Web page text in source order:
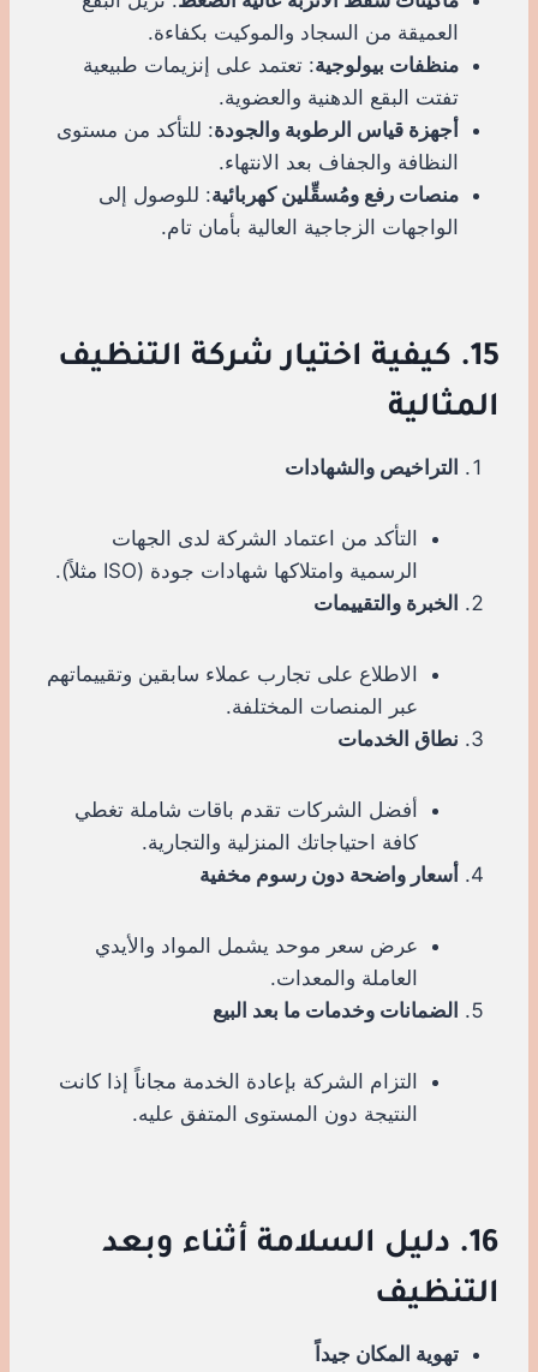
العميقة من السجاد والموكيت بكفاءة.
منظفات بيولوجية: تعتمد على إنزيمات طبيعية
تفتت البقع الدهنية والعضوية.
أجهزة قياس الرطوبة والجودة: للتأكد من مستوى
النظافة والجفاف بعد الانتهاء.
منصات رفع ومُسقِّلين كهربائية: للوصول إلى
الواجهات الزجاجية العالية بأمان تام.
15. كيفية اختيار شركة التنظيف
المثالية
التراخيص والشهادات
التأكد من اعتماد الشركة لدى الجهات
الرسمية وامتلاكها شهادات جودة (ISO مثلاً).
الخبرة والتقييمات
الاطلاع على تجارب عملاء سابقين وتقييماتهم
عبر المنصات المختلفة.
نطاق الخدمات
أفضل الشركات تقدم باقات شاملة تغطي
كافة احتياجاتك المنزلية والتجارية.
أسعار واضحة دون رسوم مخفية
عرض سعر موحد يشمل المواد والأيدي
العاملة والمعدات.
الضمانات وخدمات ما بعد البيع
التزام الشركة بإعادة الخدمة مجاناً إذا كانت
النتيجة دون المستوى المتفق عليه.
16. دليل السلامة أثناء وبعد
التنظيف
تهوية المكان جيداً